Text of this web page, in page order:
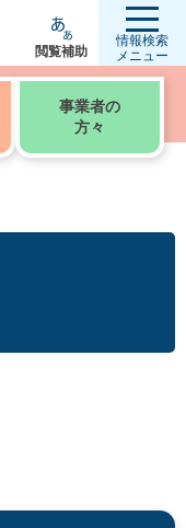
閲覧補助
情報検索
メニュー
事業者の
方々